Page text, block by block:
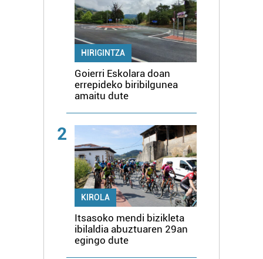
HIRIGINTZA
Goierri Eskolara doan
errepideko biribilgunea
amaitu dute
2
KIROLA
Itsasoko mendi bizikleta
ibilaldia abuztuaren 29an
egingo dute